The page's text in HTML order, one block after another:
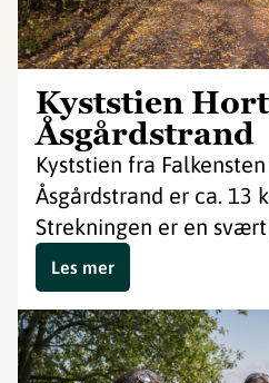
Kyststien
Åsgårdstrand
Kyststien fra
Åsgårdstrand er ca. 13
Strekningen er en
Les mer